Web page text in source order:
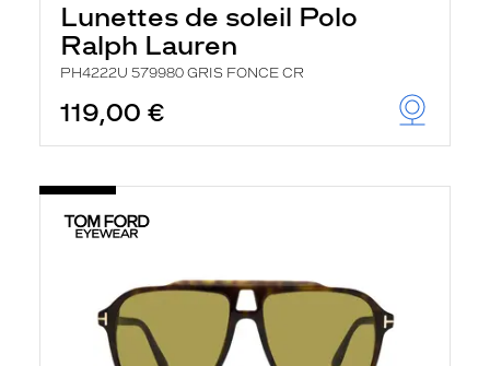
Lunettes de soleil Polo
Ralph Lauren
PH4222U 579980 GRIS FONCE CR
119,00 €